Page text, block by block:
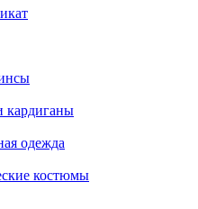
кардиганы
одежда
костюмы